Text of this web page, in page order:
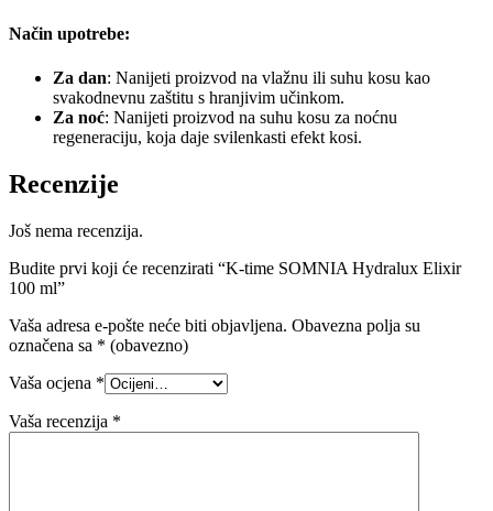
Način upotrebe:
Za dan: Nanijeti proizvod na vlažnu ili suhu kosu kao
svakodnevnu zaštitu s hranjivim učinkom.
Za noć: Nanijeti proizvod na suhu kosu za noćnu
regeneraciju, koja daje svilenkasti efekt kosi.
Recenzije
Još nema recenzija.
Budite prvi koji će recenzirati “K-time SOMNIA Hydralux Elixir
100 ml”
Vaša adresa e-pošte neće biti objavljena. Obavezna polja su
označena sa * (obavezno)
Vaša ocjena *
Vaša recenzija *